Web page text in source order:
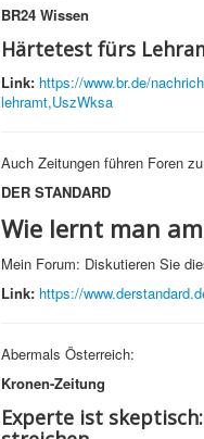
BR24 Wissen
Härtetest fürs
Link: https://www.br.de/
lehramt,UszWksa
Auch Zeitungen führen Foren
DER STANDARD
Wie lernt man
Mein Forum: Diskutieren Sie
Link: https://
Abermals Österreich:
Kronen-Zeitung
Experte ist